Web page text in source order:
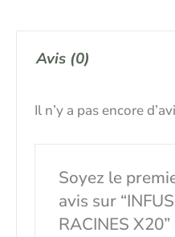
Avis (0)
Il n’y a pas encore
Soyez le
avis sur
RACINES X20”